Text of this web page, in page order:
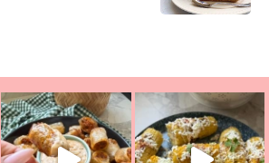
שמכינים בכמה דקות עב
מחבת שהוא שילוב של מופלטה וספינז׳, רעיון מעול